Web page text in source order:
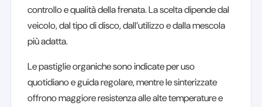
controllo e qualità della frenata. La scelta dipende dal
veicolo, dal tipo di disco, dall’utilizzo e dalla mescola
più adatta.
Le pastiglie organiche sono indicate per uso
quotidiano e guida regolare, mentre le sinterizzate
offrono maggiore resistenza alle alte temperature e